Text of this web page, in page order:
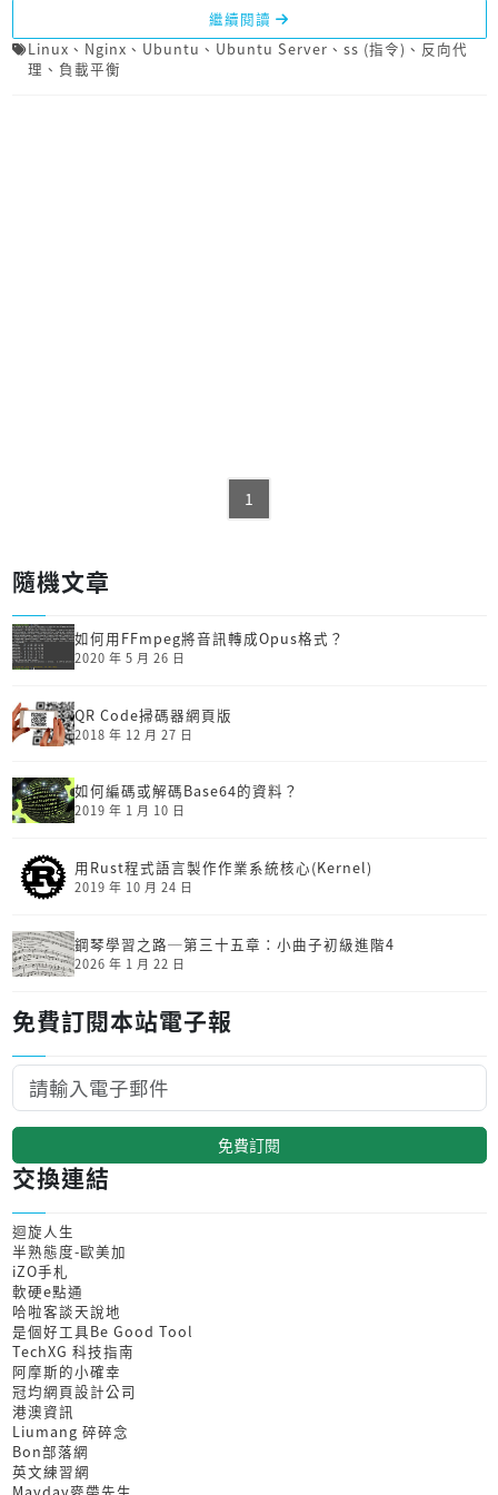
繼續閱讀
Linux 、 Nginx 、 Ubuntu 、 Ubuntu Server 、 ss (指令) 、 反向代
理 、 負載平衡
1
隨機文章
如何用FFmpeg將音訊轉成Opus格式？
2020 年 5 月 26 日
QR Code掃碼器網頁版
2018 年 12 月 27 日
如何編碼或解碼Base64的資料？
2019 年 1 月 10 日
用Rust程式語言製作作業系統核心(Kernel)
2019 年 10 月 24 日
鋼琴學習之路─第三十五章：小曲子初級進階4
2026 年 1 月 22 日
免費訂閱本站電子報
免費訂閱
交換連結
迴旋人生
半熟態度-歐美加
iZO手札
軟硬e點通
哈啦客談天說地
是個好工具Be Good Tool
TechXG 科技指南
阿摩斯的小確幸
冠均網頁設計公司
港澳資訊
Liumang 碎碎念
Bon部落網
英文練習網
Mayday麥帶先生